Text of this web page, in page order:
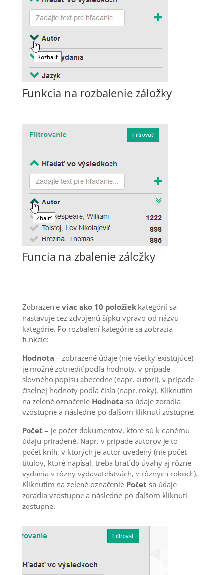
Funkcia na rozbalenie záložky
Funcia na zbalenie záložky
Zobrazenie viac ako 10 položiekkategórií sa
nastavuje cez zdvojenú šípku vpravo od názvu
kategórie. Po rozbalení kategórie sa zobrazia
funkcie:
Hodnota – zobrazené údaje (nie všetky existujúce)
je možné zotriediť podľa hodnoty, v prípade
slovného popisu abecedne (napr. autori), v prípade
číselnej hodnoty podľa čísla (napr. roky). Kliknutím
na zelené označenie Hodnota sa údaje zoradia
vzostupne a následne po ďalšom kliknutí zostupne.
Počet – je počet dokumentov, ktoré sú k danému
údaju priradené. Napr. v prípade autorov je to
počet kníh, v ktorých je autor uvedený (nie počet
titulov, ktoré napísal, treba brať do úvahy aj rôzne
vydania v rôzny vydavateľstvách, v rôznych rokoch).
Kliknutím na zelené označenie Počet sa údaje
zoradia vzostupne a následne po ďalšom kliknutí
zostupne.